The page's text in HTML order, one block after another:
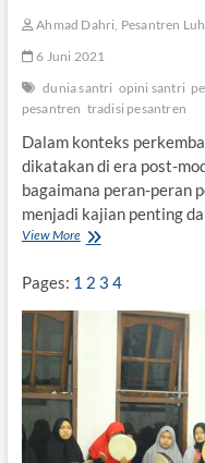
a
t
r
Ahmad Dahri, Pesantren
6 Juni 2021
dunia santri opini santri
pesantren tradisi pesantren
Dalam konteks
dikatakan di era post-
bagaimana peran-peran
menjadi kajian penting
View MoreP
a
n
e
Pages: 1 2 3 4